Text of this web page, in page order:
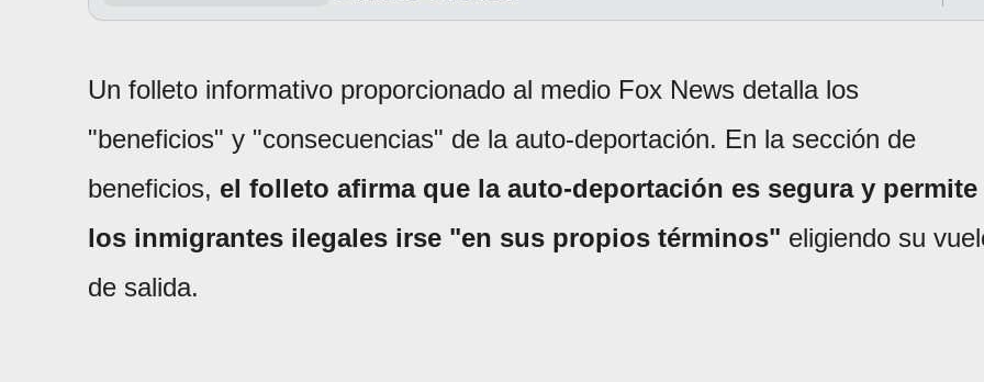
Un folleto informativo proporcionado al medio Fox News detalla los
"beneficios" y "consecuencias" de la auto-deportación. En la sección de
beneficios, el folleto afirma que la auto-deportación es segura y permite
los inmigrantes ilegales irse "en sus propios términos" eligiendo su
de salida.